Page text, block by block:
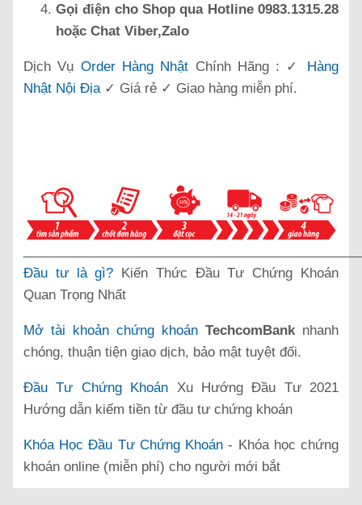
Gọi điện cho Shop qua Hotline 0983.1315.28
hoặc Chat Viber,Zalo
Dịch Vụ Order Hàng Nhật Chính Hãng : ✓ Hàng
Nhật Nội Địa✓ Giá rẻ ✓ Giao hàng miễn phí.
Đầu tư là gì? Kiến Thức Đầu Tư Chứng Khoán
Quan Trọng Nhất
Mở tài khoản chứng khoán TechcomBank nhanh
chóng, thuận tiện giao dịch, bảo mật tuyệt đối.
Đầu Tư Chứng Khoán Xu Hướng Đầu Tư 2021
Hướng dẫn kiếm tiền từ đầu tư chứng khoán
Khóa Học Đầu Tư Chứng Khoán - Khóa học chứng
khoán online (miễn phí) cho người mới bắt